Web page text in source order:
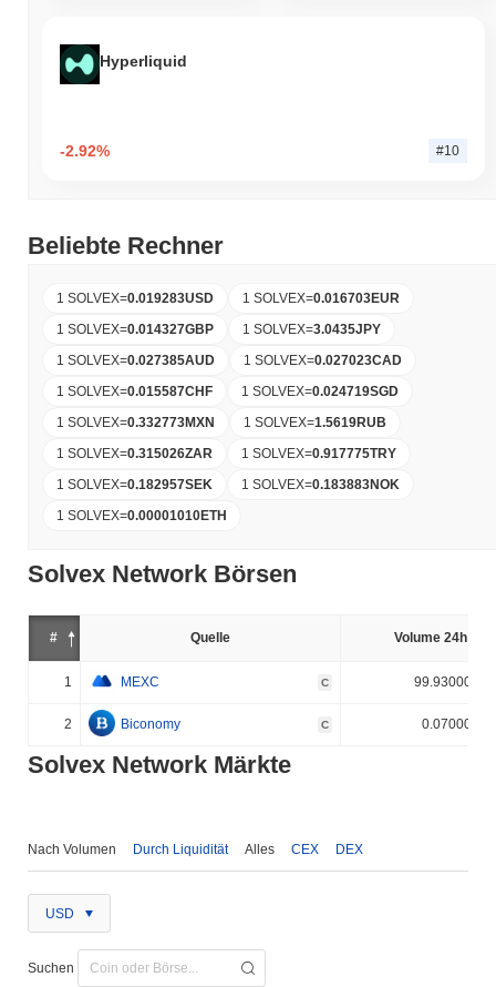
Hyperliquid
-2.92% #10
Beliebte Rechner
1 SOLVEX=0.019283USD 1 SOLVEX=0.016703EUR
1 SOLVEX=0.014327GBP 1 SOLVEX=3.0435JPY
1 SOLVEX=0.027385AUD 1 SOLVEX=0.027023CAD
1 SOLVEX=0.015587CHF 1 SOLVEX=0.024719SGD
1 SOLVEX=0.332773MXN 1 SOLVEX=1.5619RUB
1 SOLVEX=0.315026ZAR 1 SOLVEX=0.917775TRY
1 SOLVEX=0.182957SEK 1 SOLVEX=0.183883NOK
1 SOLVEX=0.00001010ETH
Solvex Network Börsen
# Quelle Volume 24h (%)
1 MEXC C 99.930000%
2 Biconomy C 0.070000%
Solvex Network Märkte
Nach Volumen Durch Liquidität Alles CEX DEX
USD
Suchen